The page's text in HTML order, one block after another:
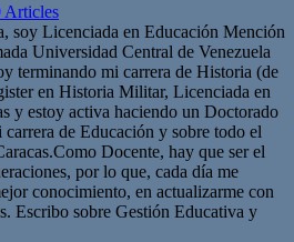
Articles
soy Licenciada en Educación Mención
Universidad Central de Venezuela
terminando mi carrera de Historia (de
en Historia Militar, Licenciada en
y estoy activa haciendo un Doctorado
de Educación y sobre todo el
Docente, hay que ser el
por lo que, cada día me
conocimiento, en actualizarme con
Escribo sobre Gestión Educativa y